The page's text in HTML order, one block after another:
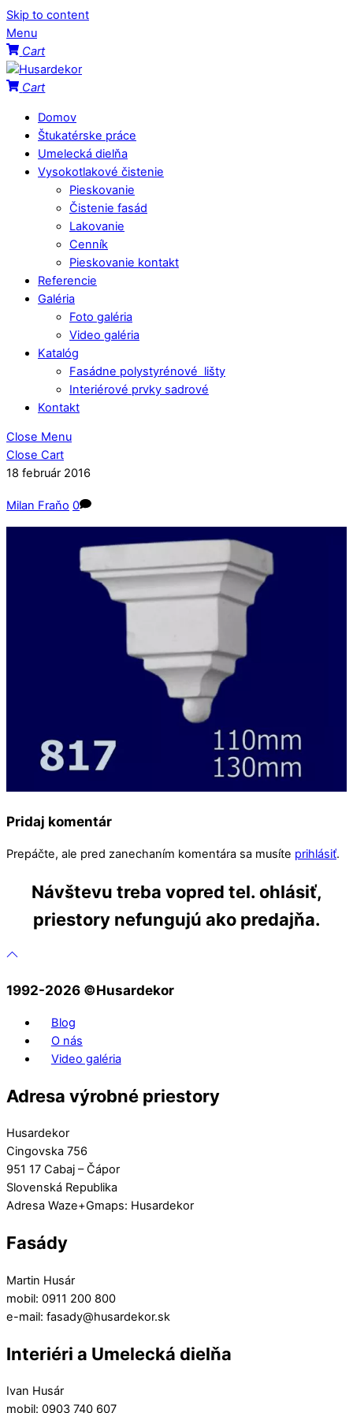
Skip to content
Menu
Cart
Cart
Domov
Štukatérske práce
Umelecká dielňa
Vysokotlakové čistenie
Pieskovanie
Čistenie fasád
Lakovanie
Cenník
Pieskovanie kontakt
Referencie
Galéria
Foto galéria
Video galéria
Katalóg
Fasádne polystyrénové lišty
Interiérové prvky sadrové
Kontakt
Close Menu
Close Cart
18 február 2016
Milan Fraňo 0
Pridaj komentár
Prepáčte, ale pred zanechaním komentára sa musíte prihlásiť.
Návštevu treba vopred tel. ohlásiť,
priestory nefungujú ako predajňa.
1992-2026 ©️Husardekor
Blog
O nás
Video galéria
Adresa výrobné priestory
Husardekor
Cingovska 756
951 17 Cabaj – Čápor
Slovenská Republika
Adresa Waze+Gmaps: Husardekor
Fasády
Martin Husár
mobil: 0911 200 800
e-mail: fasady@husardekor.sk
Interiéri a Umelecká dielňa
Ivan Husár
mobil: 0903 740 607